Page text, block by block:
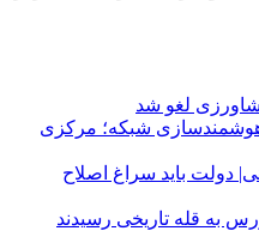
لغو شد
تا هوشمندسازی شبکه؛ مرکزی
دولت باید سراغ اصلاح
به قله تاریخی رسیدند